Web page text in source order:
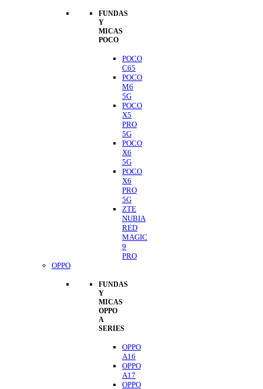
FUNDAS
Y
MICAS
POCO
POCO
C65
POCO
M6
5G
POCO
X5
PRO
5G
POCO
X6
5G
POCO
X6
PRO
5G
ZTE
NUBIA
RED
MAGIC
9
PRO
OPPO
FUNDAS
Y
MICAS
OPPO
A
SERIES
OPPO
A16
OPPO
A17
OPPO